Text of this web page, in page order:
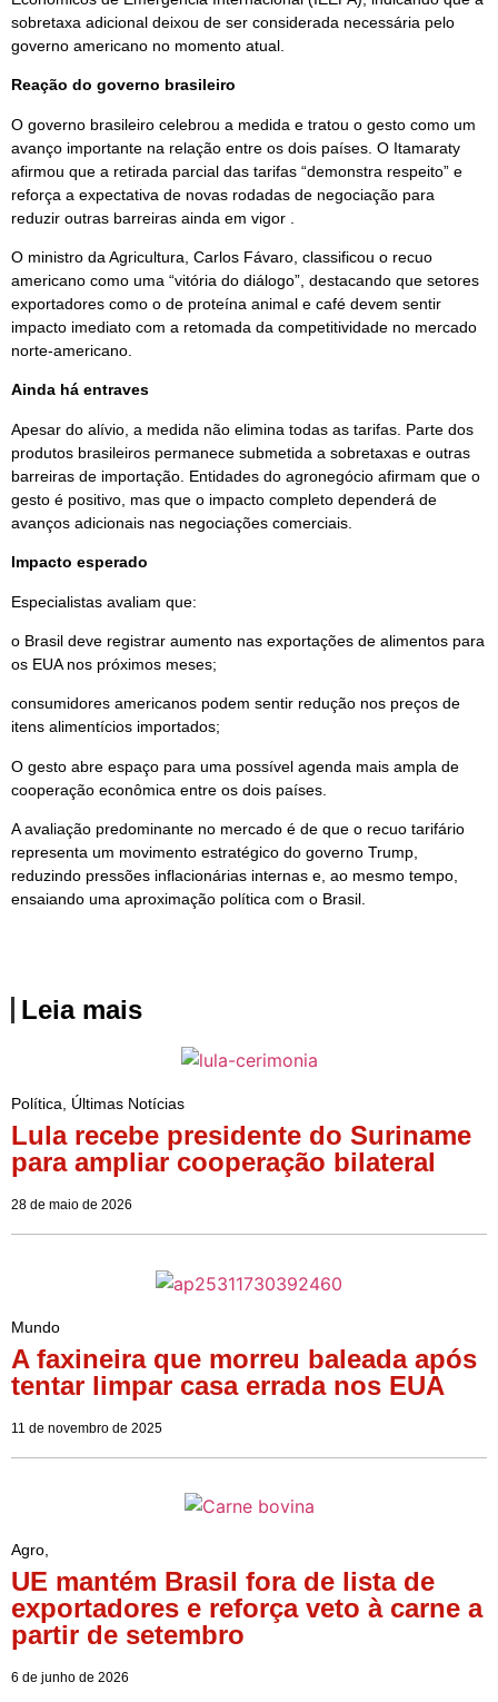
sobretaxa adicional deixou de ser considerada necessária pelo
governo americano no momento atual.
Reação do governo brasileiro
O governo brasileiro celebrou a medida e tratou o gesto como um
avanço importante na relação entre os dois países. O Itamaraty
afirmou que a retirada parcial das tarifas “demonstra respeito” e
reforça a expectativa de novas rodadas de negociação para
reduzir outras barreiras ainda em vigor .
O ministro da Agricultura, Carlos Fávaro, classificou o recuo
americano como uma “vitória do diálogo”, destacando que setores
exportadores como o de proteína animal e café devem sentir
impacto imediato com a retomada da competitividade no mercado
norte-americano.
Ainda há entraves
Apesar do alívio, a medida não elimina todas as tarifas. Parte dos
produtos brasileiros permanece submetida a sobretaxas e outras
barreiras de importação. Entidades do agronegócio afirmam que o
gesto é positivo, mas que o impacto completo dependerá de
avanços adicionais nas negociações comerciais.
Impacto esperado
Especialistas avaliam que:
o Brasil deve registrar aumento nas exportações de alimentos para
os EUA nos próximos meses;
consumidores americanos podem sentir redução nos preços de
itens alimentícios importados;
O gesto abre espaço para uma possível agenda mais ampla de
cooperação econômica entre os dois países.
A avaliação predominante no mercado é de que o recuo tarifário
representa um movimento estratégico do governo Trump,
reduzindo pressões inflacionárias internas e, ao mesmo tempo,
ensaiando uma aproximação política com o Brasil.
Leia mais
Política, Últimas Notícias
Lula recebe presidente do Suriname
para ampliar cooperação bilateral
28 de maio de 2026
Mundo
A faxineira que morreu baleada após
tentar limpar casa errada nos EUA
11 de novembro de 2025
Agro,
UE mantém Brasil fora de lista de
exportadores e reforça veto à carne a
partir de setembro
6 de junho de 2026